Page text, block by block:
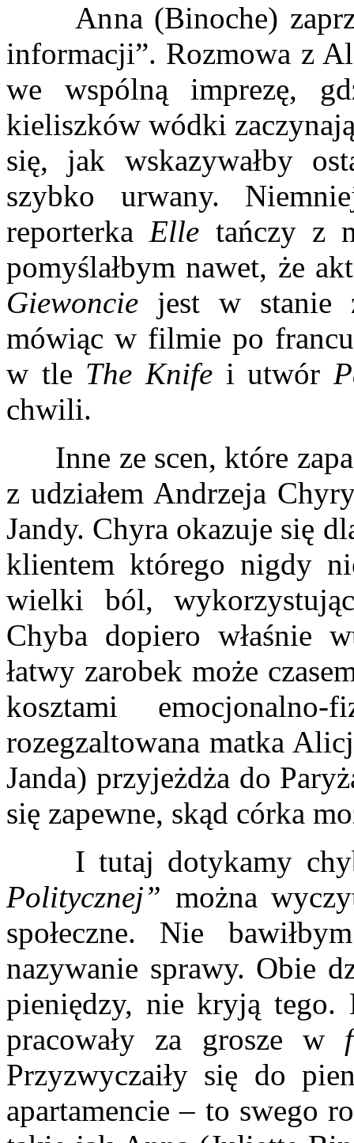
Anna (Binoche)
informacji”. Rozmowa z
we wspólną imprezę,
kieliszków wódki
się, jak wskazywałby
szybko urwany.
reporterkaElle tańczy z
pomyślałbym nawet, że
Giewoncie jest w stanie
mówiąc w filmie po
w tle The Knife i utwór
chwili.
Inne ze scen, które
z udziałem Andrzeja
Jandy. Chyra okazuje się
klientem którego nigdy
wielki ból,
Chyba dopiero właśnie
łatwy zarobek może
kosztami
rozegzaltowana matka
Janda) przyjeżdża do
się zapewne, skąd córka
I tutaj dotykamy
Politycznej” można
społeczne. Nie
nazywanie sprawy. Obie
pieniędzy, nie kryją tego.
pracowały za grosze w
Przyzwyczaiły się do
apartamencie – to swego